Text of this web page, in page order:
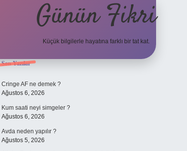
Günün Fikri
Küçük bilgilerle hayatına farklı bir tat kat.
Sidebar
Son Yazılar
Cringe AF ne demek ?
Ağustos 6, 2026
Kum saati neyi simgeler ?
Ağustos 6, 2026
Avda neden yapılır ?
Ağustos 5, 2026